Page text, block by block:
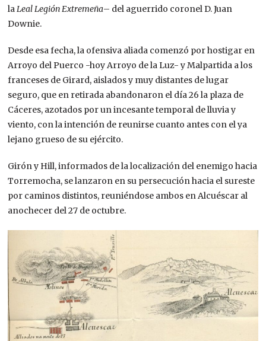
laLeal Legión Extremeña– del aguerrido coronel D. Juan
Downie.
Desde esa fecha, la ofensiva aliada comenzó por hostigar en
Arroyo del Puerco -hoy Arroyo de la Luz- y Malpartida a los
franceses de Girard, aislados y muy distantes de lugar
seguro, que en retirada abandonaron el día 26 la plaza de
Cáceres, azotados por un incesante temporal de lluvia y
viento, con la intención de reunirse cuanto antes con el ya
lejano grueso de su ejército.
Girón y Hill, informados de la localización del enemigo hacia
Torremocha, se lanzaron en su persecución hacia el sureste
por caminos distintos, reuniéndose ambos en Alcuéscar al
anochecer del 27 de octubre.